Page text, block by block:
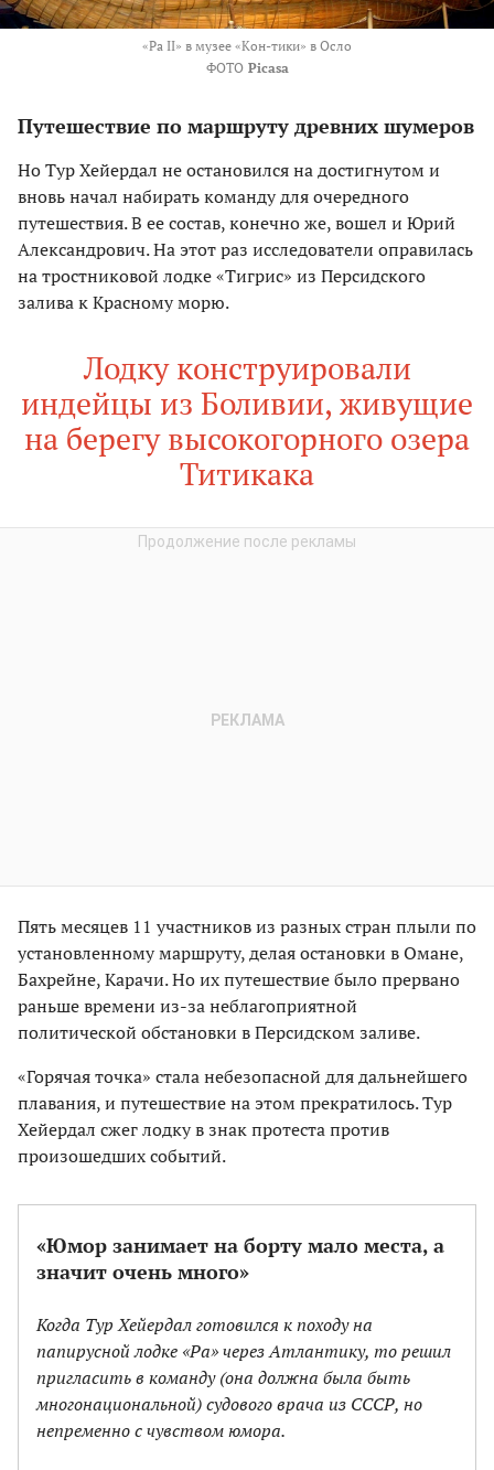
«Ра II» в музее «Кон-тики» в Осло
ФОТО Picasa
Путешествие по маршруту древних шумеров
Но Тур Хейердал не остановился на достигнутом и
вновь начал набирать команду для очередного
путешествия. В ее состав, конечно же, вошел и Юрий
Александрович. На этот раз исследователи оправилась
на тростниковой лодке «Тигрис» из Персидского
залива к Красному морю.
Лодку конструировали
индейцы из Боливии, живущие
на берегу высокогорного озера
Титикака
Пять месяцев 11 участников из разных стран плыли по
установленному маршруту, делая остановки в Омане,
Бахрейне, Карачи. Но их путешествие было прервано
раньше времени из-за неблагоприятной
политической обстановки в Персидском заливе.
«Горячая точка» стала небезопасной для дальнейшего
плавания, и путешествие на этом прекратилось. Тур
Хейердал сжег лодку в знак протеста против
произошедших событий.
«Юмор занимает на борту мало места, а
значит очень много»
Когда Тур Хейердал готовился к походу на
папирусной лодке «Ра» через Атлантику, то решил
пригласить в команду (она должна была быть
многонациональной) судового врача из СССР, но
непременно с чувством юмора.